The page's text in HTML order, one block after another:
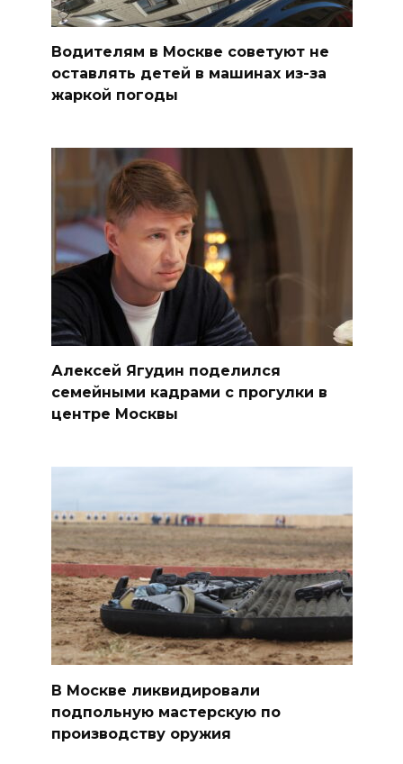
Водителям в Москве советуют не
оставлять детей в машинах из-за
жаркой погоды
Алексей Ягудин поделился
семейными кадрами с прогулки в
центре Москвы
В Москве ликвидировали
подпольную мастерскую по
производству оружия